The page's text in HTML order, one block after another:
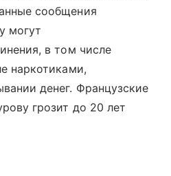
сообщения
могут
в том числе
наркотиками,
денег. Французские
грозит до 20 лет